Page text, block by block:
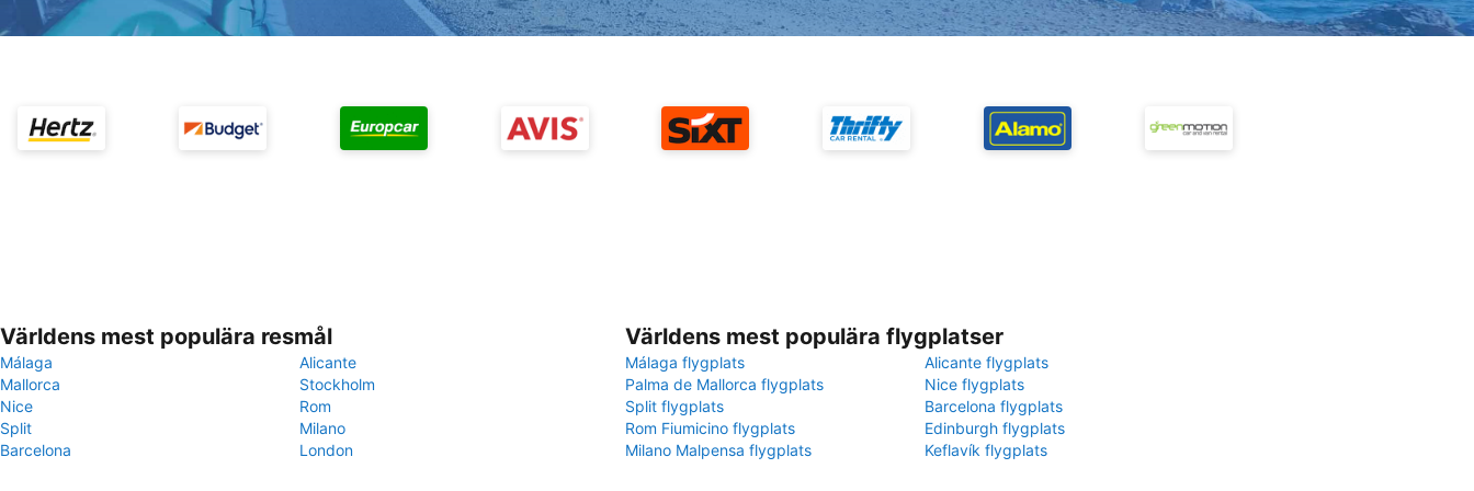
Världens mest populära resmål
Málaga
Alicante
Mallorca
Stockholm
Nice
Rom
Split
Milano
Barcelona
London
Världens mest populära flygplatser
Málaga flygplats
Alicante flygplats
Palma de Mallorca flygplats
Nice flygplats
Split flygplats
Barcelona flygplats
Rom Fiumicino flygplats
Edinburgh flygplats
Milano Malpensa flygplats
Keflavík flygplats